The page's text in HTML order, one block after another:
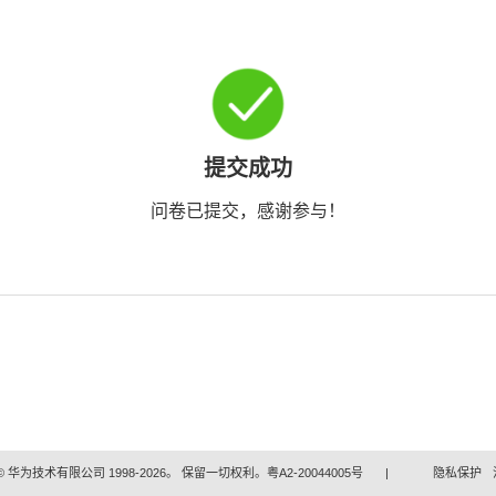
提交成功
问卷已提交，感谢参与！
华为技术有限公司 1998-2026。 保留一切权利。粤A2-20044005号 | 隐私保护